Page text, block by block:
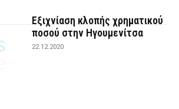
Εξιχνίαση κλοπής χρηματικού
ποσού στην Ηγουμενίτσα
22.12.2020